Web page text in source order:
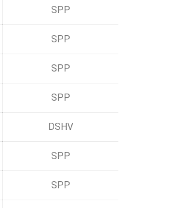
SPP
SPP
SPP
SPP
DSHV
SPP
SPP